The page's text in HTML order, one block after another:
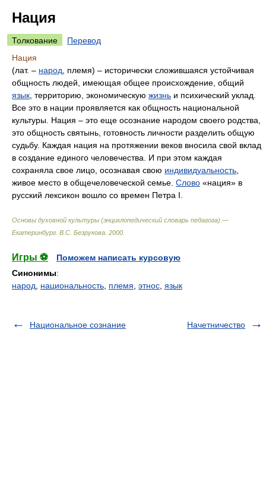
Нация
Толкование
Перевод
Нация
(лат. – народ , племя) – исторически сложившаяся устойчивая
общность людей, имеющая общее происхождение, общий
язык , территорию, экономическую жизнь и психический уклад.
Все это в нации проявляется как общность национальной
культуры. Нация – это еще осознание народом своего родства,
это общность святынь, готовность личности разделить общую
судьбу. Каждая нация на протяжении веков вносила свой вклад
в создание единого человечества. И при этом каждая
сохраняла свое лицо, осознавая свою индивидуальность
живое место в общечеловеческой семье. Слово «нация» в
русский лексикон вошло со времен Петра I.
Основы духовной культуры (энциклопедический словарь педагога).—
Екатеринбург В.С. Безрукова 2000
Игры ⚽
Поможем написать курсовую
Синонимы:
народ
национальность племя этнос язык
Национальное сознание Начетничество